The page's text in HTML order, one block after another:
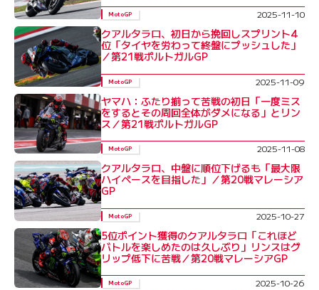
MotoGP 2025-11-10
クアルタラロ、初日から挽回しスプリント4
位「タイヤを労わって終盤にプッシュした」
／第21戦ポルトガルGP
MotoGP 2025-11-09
ヤマハ：ふたり揃って苦戦の初日「一度ミス
をするとその周回全体がダメになる」とリン
ス／第21戦ポルトガルGP
MotoGP 2025-11-08
クアルタラロ、中盤に順位下げるも「最大限
ハイペースを目指した」／第20戦マレーシア
GP
MotoGP 2025-10-27
5位ポイント獲得のクアルタラロ「これほど
バトルを楽しめたのは久しぶり」リンスはグ
リップ低下に苦戦／第20戦マレーシアGP
MotoGP 2025-10-26